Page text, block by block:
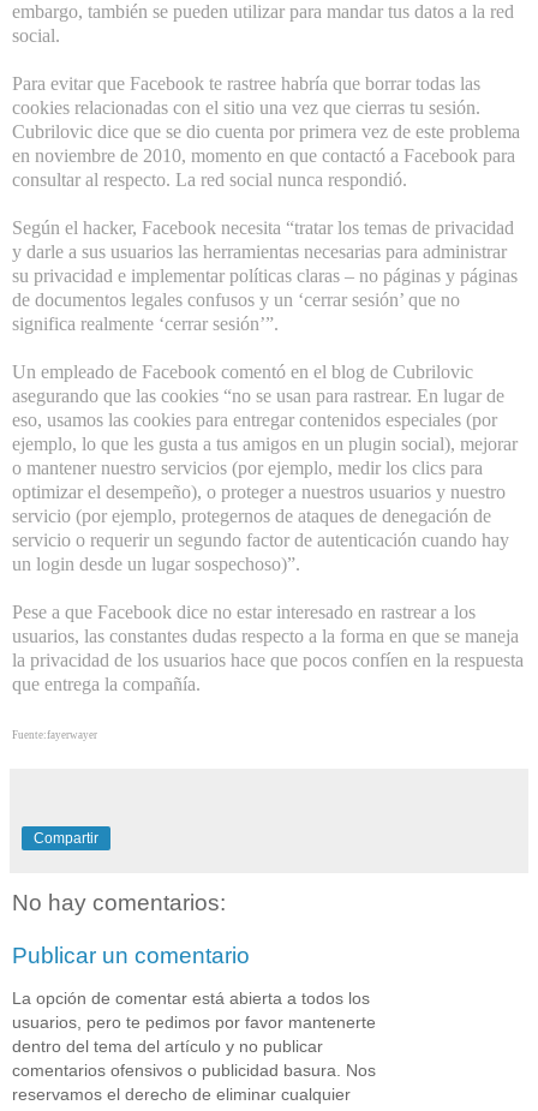
embargo, también se pueden utilizar para mandar tus datos a la red
social.
Para evitar que Facebook te rastree habría que borrar todas las
cookies relacionadas con el sitio una vez que cierras tu sesión.
Cubrilovic dice que se dio cuenta por primera vez de este problema
en noviembre de 2010, momento en que contactó a Facebook para
consultar al respecto. La red social nunca respondió.
Según el hacker, Facebook necesita “tratar los temas de privacidad
y darle a sus usuarios las herramientas necesarias para administrar
su privacidad e implementar políticas claras – no páginas y páginas
de documentos legales confusos y un ‘cerrar sesión’ que no
significa realmente ‘cerrar sesión’”.
Un empleado de Facebook comentó en el blog de Cubrilovic
asegurando que las cookies “no se usan para rastrear. En lugar de
eso, usamos las cookies para entregar contenidos especiales (por
ejemplo, lo que les gusta a tus amigos en un plugin social), mejorar
o mantener nuestro servicios (por ejemplo, medir los clics para
optimizar el desempeño), o proteger a nuestros usuarios y nuestro
servicio (por ejemplo, protegernos de ataques de denegación de
servicio o requerir un segundo factor de autenticación cuando hay
un login desde un lugar sospechoso)”.
Pese a que Facebook dice no estar interesado en rastrear a los
usuarios, las constantes dudas respecto a la forma en que se maneja
la privacidad de los usuarios hace que pocos confíen en la respuesta
que entrega la compañía.
Fuente:fayerwayer
Compartir
No hay comentarios:
Publicar un comentario
La opción de comentar está abierta a todos los
usuarios, pero te pedimos por favor mantenerte
dentro del tema del artículo y no publicar
comentarios ofensivos o publicidad basura. Nos
reservamos el derecho de eliminar cualquier